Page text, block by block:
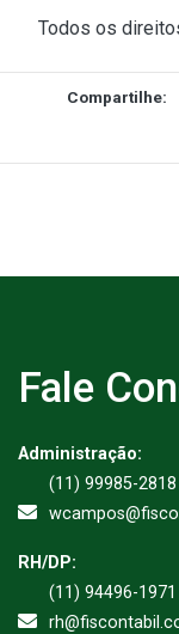
Todos os
Compartilhe:
Fale
Administração:
(11) 99985-2818
RH/DP:
(11) 94496-1971